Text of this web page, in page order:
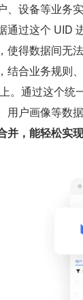
、设备等业务
通过这个 UID
使得数据间无
结合业务规则
。通过这个统
用户画像等数
并，能轻松实